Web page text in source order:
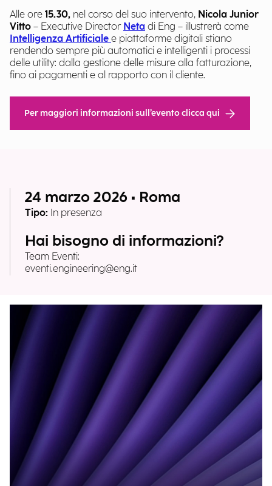
Alle ore 15.30, nel corso del suo intervento, Nicola Junior
Vitto – Executive Director Neta di Eng – illustrerà come
Intelligenza Artificiale e piattaforme digitali stiano
rendendo sempre più automatici e intelligenti i processi
delle utility: dalla gestione delle misure alla fatturazione,
fino ai pagamenti e al rapporto con il cliente.
Per maggiori informazioni sull’evento clicca qui
24 marzo 2026 • Roma
Tipo: In presenza
Hai bisogno di informazioni?
Team Eventi:
eventi.engineering@eng.it